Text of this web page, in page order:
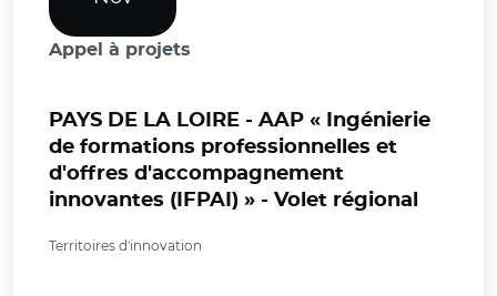
Appel à projets
PAYS DE LA LOIRE - AAP « Ingénierie
de formations professionnelles et
d'offres d'accompagnement
innovantes (IFPAI) » - Volet régional
Territoires d'innovation